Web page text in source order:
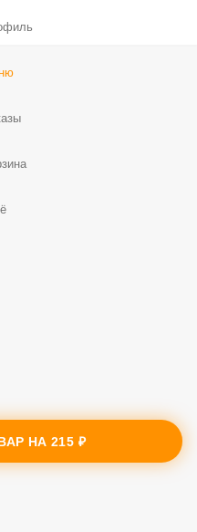
НА215 ₽